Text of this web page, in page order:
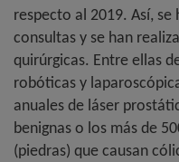
respecto al 2019. Así,
consultas y se han
quirúrgicas. Entre ellas
robóticas y
anuales de láser
benignas o los más de
(piedras) que causan